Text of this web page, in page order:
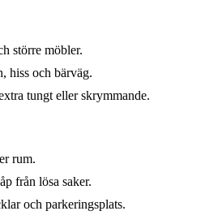
större möbler.
hiss och bärväg.
tungt eller skrymmande.
rum.
från lösa saker.
och parkeringsplats.